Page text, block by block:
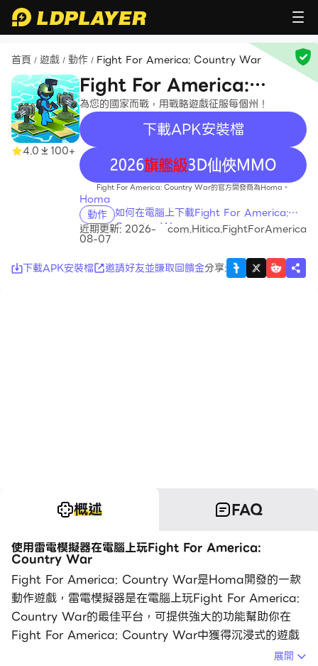
首頁 / 遊戲 / 動作 / Fight For America: Country War
4.0 100+
Fight For America:
Country War
為您的國家而戰，用戰略遊戲征服每個州！
下載APK安裝檔
recommend
Fight For America: Country War的官方開發商為Homa。
Homa
動作 如何在電腦上下載Fight For America:
Country War
近期更新: 2026-
08-07
com.Hitica.FightForAmerica
下載APK安裝檔 邀請好友並賺取回饋金分享:
概述 FAQ
使用雷電模擬器在電腦上玩Fight For America:
Country War
Fight For America: Country War是Homa開發的一款
動作遊戲，雷電模擬器是在電腦上玩Fight For America:
Country War的最佳平台，可提供強大的功能幫助你在
Fight For America: Country War中獲得沉浸式的遊戲
展開